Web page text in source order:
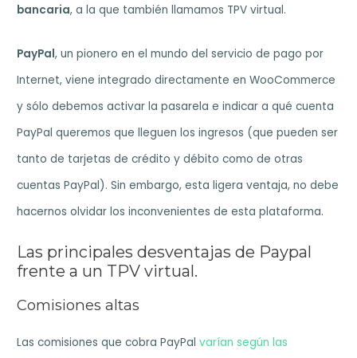
bancaria, a la que también llamamos TPV virtual.
PayPal, un pionero en el mundo del servicio de pago por
Internet, viene integrado directamente en WooCommerce
y sólo debemos activar la pasarela e indicar a qué cuenta
PayPal queremos que lleguen los ingresos (que pueden ser
tanto de tarjetas de crédito y débito como de otras
cuentas PayPal). Sin embargo, esta ligera ventaja, no debe
hacernos olvidar los inconvenientes de esta plataforma.
Las principales desventajas de Paypal
frente a un TPV virtual.
Comisiones altas
Las comisiones que cobra PayPalvarían según las